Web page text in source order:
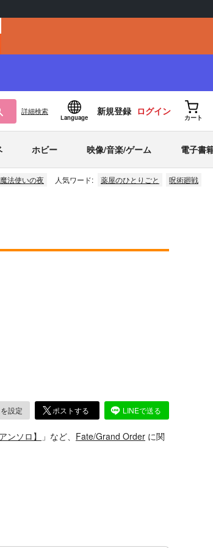
詳細検索
Language
新規登録 ログイン
カート
ホビー 映像/音楽/ゲーム 電子書
魔法使いの夜 人気ワード: 薬屋のひとりごと 呪術廻戦
を設定 ポストする LINEで送る
ンソロ】 」など、 Fate/Grand Order に関